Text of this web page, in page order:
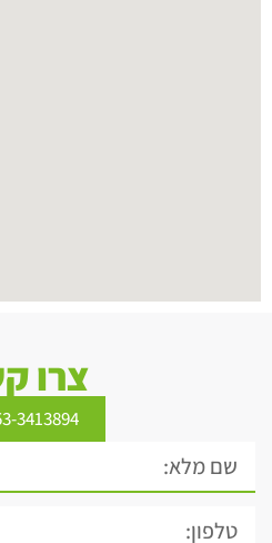
צרו
3413894